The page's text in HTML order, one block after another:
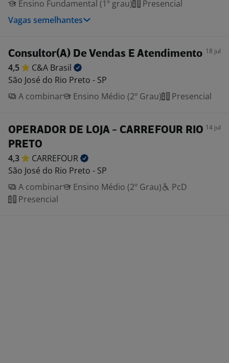
Ensino Fundamental (1º grau)
Presencial
Vagas semelhantes
Consultor(A) De Vendas E Atendimento 18 jul
4,5 C&A Brasil
São José do Rio Preto - SP
A combinar
Ensino Médio (2º Grau) Presencial
OPERADOR DE LOJA - CARREFOUR RIO
PRETO
14 jul
4,3
CARREFOUR
São José do Rio Preto - SP
A combinar
Ensino Médio (2º Grau)
PcD
Presencial